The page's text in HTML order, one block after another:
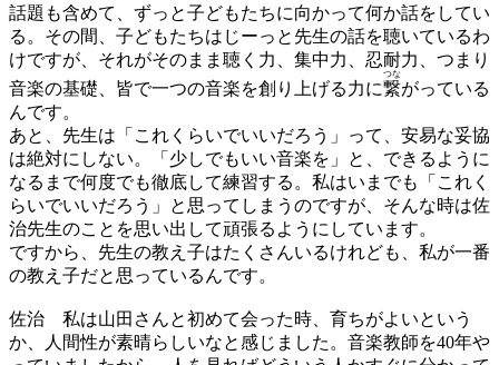
話題も含めて、ずっと子どもたちに向かって何か話をしてい
る。その間、子どもたちはじーっと先生の話を聴いているわ
けですが、それがそのまま聴く力、集中力、忍耐力、つまり
音楽の基礎、皆で一つの音楽を創り上げる力に繋
つな
がっている
んです。
あと、先生は「これくらいでいいだろう」って、安易な妥協
は絶対にしない。「少しでもいい音楽を」と、できるように
なるまで何度でも徹底して練習する。私はいまでも「これく
らいでいいだろう」と思ってしまうのですが、そんな時は佐
治先生のことを思い出して頑張るようにしています。
ですから、先生の教え子はたくさんいるけれども、私が一番
の教え子だと思っているんです。
佐治 私は山田さんと初めて会った時、育ちがよいという
か、人間性が素晴らしいなと感じました。音楽教師を40年や